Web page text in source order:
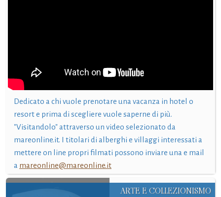
Dedicato a chi vuole prenotare una vacanza in hotel o
resort e prima di scegliere vuole saperne di più.
"Visitandolo" attraverso un video selezionato da
mareonline.it. I titolari di alberghi e villaggi interessati a
mettere on line propri filmati possono inviare una e mail
a mareonline@mareonline.it
ARTE E COLLEZIONISMO